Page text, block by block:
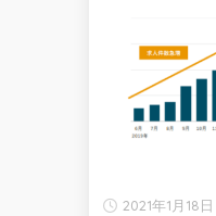
2021年1月18日